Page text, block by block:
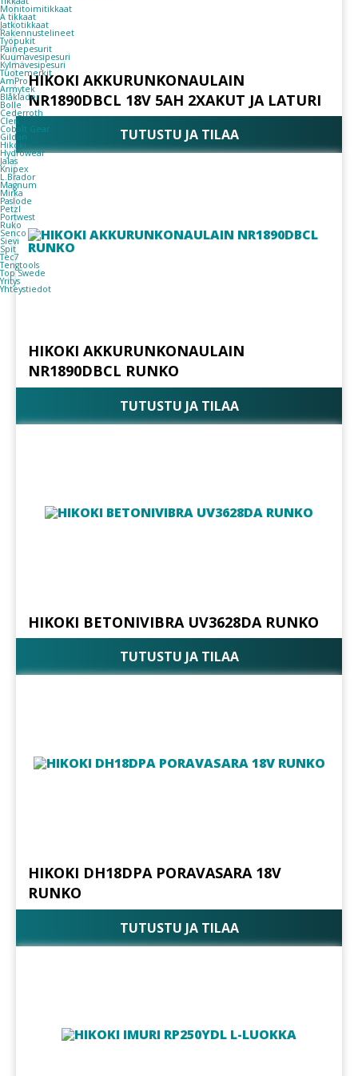
Monitoimitikkaat
A tikkaat
Jatkotikkaat
Rakennustelineet
Työpukit
Painepesurit
Kuumavesipesuri
Kylmävesipesuri
Tuotemerkit
AmPro
Armytek
Blåkläder
Bolle
Cederroth
Clen
Cobalt Gear
Gildan
Hikoki
Hydrowear
Jalas
Knipex
L.Brador
Magnum
Mirka
Paslode
Petzl
Portwest
Ruko
Senco
Sievi
Spit
Tec7
Tengtools
Top Swede
Yritys
Yhteystiedot
HIKOKI AKKURUNKONAULAIN
NR1890DBCL 18V 5AH 2XAKUT JA LATURI
TUTUSTU JA TILAA
HIKOKI AKKURUNKONAULAIN
NR1890DBCL RUNKO
TUTUSTU JA TILAA
HIKOKI BETONIVIBRA UV3628DA RUNKO
TUTUSTU JA TILAA
HIKOKI DH18DPA PORAVASARA 18V
RUNKO
TUTUSTU JA TILAA